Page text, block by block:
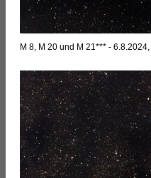
M 8, M 20 und M 21*** - 6.8.2024,